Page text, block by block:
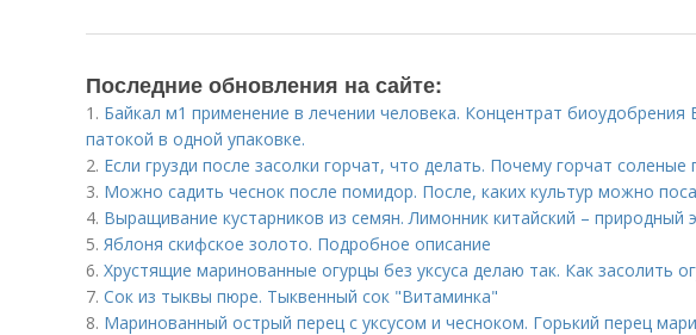
Последние обновления на сайте:
1. Байкал м1 применение в лечении человека. Концентрат биоудобрения
патокой в одной упаковке.
2. Если грузди после засолки горчат, что делать. Почему горчат соленые
3. Можно садить чеснок после помидор. После, каких культур можно
4. Выращивание кустарников из семян. Лимонник китайский – природный
5. Яблоня скифское золото. Подробное описание
6. Хрустящие маринованные огурцы без уксуса делаю так. Как засолить
7. Сок из тыквы пюре. Тыквенный сок "Витаминка"
8. Маринованный острый перец с уксусом и чесноком. Горький перец